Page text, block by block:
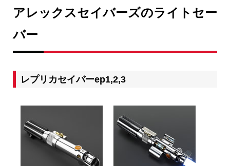
アレックスセイバーズのライトセー
バー
レプリカセイバーep1,2,3